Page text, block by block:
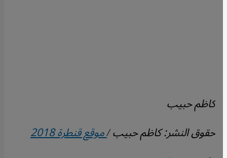
كاظم حبيب
حقوق النشر: كاظم حبيب /موقع قنطرة 2018